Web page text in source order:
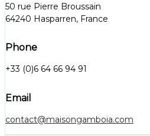
50 rue Pierre Broussain
64240 Hasparren, France
Phone
+33 (0)6 64 66 94 91
Email
contact@maisongamboia.com